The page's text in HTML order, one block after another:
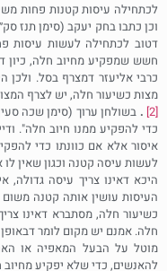
לכתחילה עיסות קטנות פחות
וכן כתבו בחק יעקב (סימן תנז
דטוב לכתחילה לעשות עיסות
חשש שמפקיע מחיוב חלה, כיון
כרבי אליעזר דמצרף בסל. ולכן
מצות כשיעור חלה, יש לצרף
[2]
. בשולחן ערוך (סימן שכה
כדי להפקיע ממנו חיוב חלה".
איסור אלא אם כוונתו כדי
לעשות עיסה קטנה וכגון שאין
היכא דאינו צריך עיסה גדולה,
העיסות עושין אותה קטנה
כשיעור חלה, מסתברא דאינו
חלה. אמנם יש מקום לומר
מוטל על הבעל המאפיה או
להאנשים, כדי שלא יפקיע מחיוב